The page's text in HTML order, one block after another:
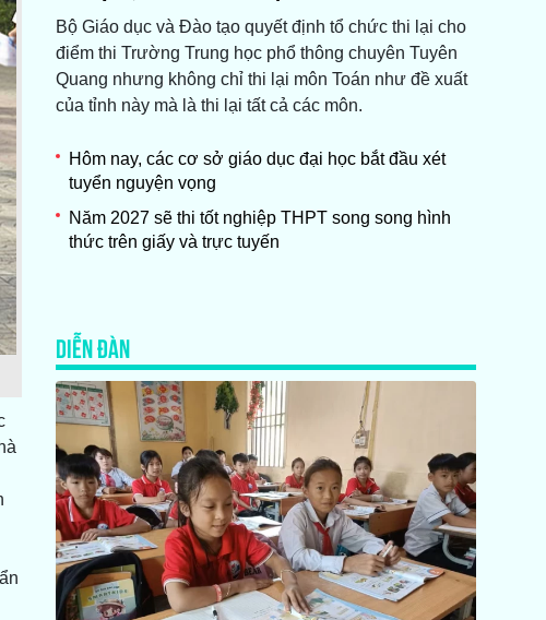
Bộ Giáo dục và Đào tạo quyết định tổ chức thi lại cho
điểm thi Trường Trung học phổ thông chuyên Tuyên
Quang nhưng không chỉ thi lại môn Toán như đề xuất
của tỉnh này mà là thi lại tất cả các môn.
Hôm nay, các cơ sở giáo dục đại học bắt đầu xét
tuyển nguyện vọng
Năm 2027 sẽ thi tốt nghiệp THPT song song hình
thức trên giấy và trực tuyến
DIỄN ĐÀN